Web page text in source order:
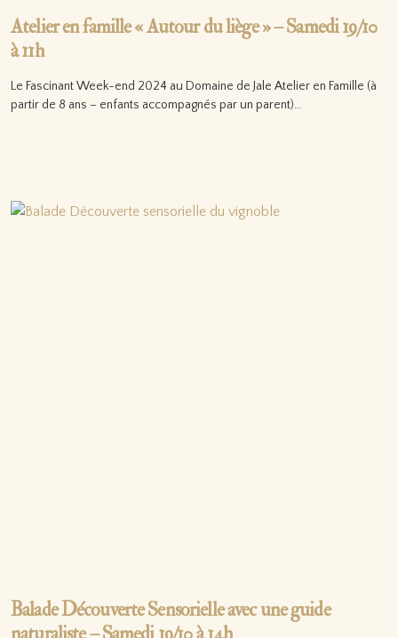
Atelier en famille « Autour du liège » – Samedi 19/10
à 11h
Le Fascinant Week-end 2024 au Domaine de Jale Atelier en Famille (à
partir de 8 ans – enfants accompagnés par un parent)…
Balade Découverte Sensorielle avec une guide